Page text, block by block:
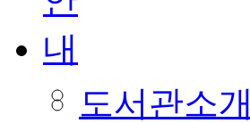
도서관소개